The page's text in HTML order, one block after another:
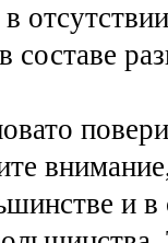
составе
и